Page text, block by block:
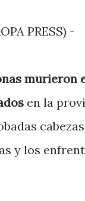
PRESS) -
murieron
en la
y los